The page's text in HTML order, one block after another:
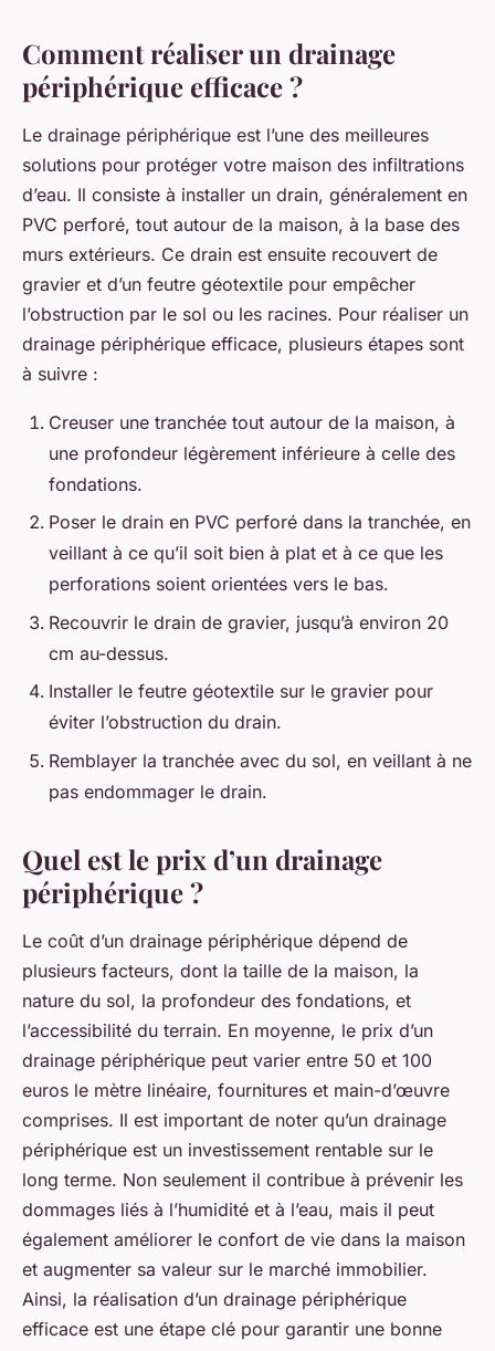
Comment réaliser un drainage
périphérique efficace ?
Le drainage périphérique est l’une des meilleures
solutions pour protéger votre maison des infiltrations
d’eau. Il consiste à installer un drain, généralement en
PVC perforé, tout autour de la maison, à la base des
murs extérieurs. Ce drain est ensuite recouvert de
gravier et d’un feutre géotextile pour empêcher
l’obstruction par le sol ou les racines. Pour réaliser un
drainage périphérique efficace, plusieurs étapes sont
à suivre :
Creuser une tranchée tout autour de la maison, à
une profondeur légèrement inférieure à celle des
fondations.
Poser le drain en PVC perforé dans la tranchée, en
veillant à ce qu’il soit bien à plat et à ce que les
perforations soient orientées vers le bas.
Recouvrir le drain de gravier, jusqu’à environ 20
cm au-dessus.
Installer le feutre géotextile sur le gravier pour
éviter l’obstruction du drain.
Remblayer la tranchée avec du sol, en veillant à ne
pas endommager le drain.
Quel est le prix d’un drainage
périphérique ?
Le coût d’un drainage périphérique dépend de
plusieurs facteurs, dont la taille de la maison, la
nature du sol, la profondeur des fondations, et
l’accessibilité du terrain. En moyenne, le prix d’un
drainage périphérique peut varier entre 50 et 100
euros le mètre linéaire, fournitures et main-d’œuvre
comprises. Il est important de noter qu’un drainage
périphérique est un investissement rentable sur le
long terme. Non seulement il contribue à prévenir les
dommages liés à l’humidité et à l’eau, mais il peut
également améliorer le confort de vie dans la maison
et augmenter sa valeur sur le marché immobilier.
Ainsi, la réalisation d’un drainage périphérique
efficace est une étape clé pour garantir une bonne